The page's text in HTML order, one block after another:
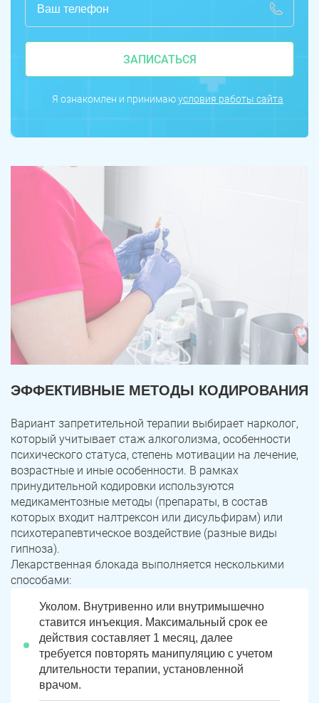
ЗАПИСАТЬСЯ
Я ознакомлен и принимаюусловия работы сайта
ЭФФЕКТИВНЫЕ МЕТОДЫ КОДИРОВАНИЯ
Вариант запретительной терапии выбирает нарколог,
который учитывает стаж алкоголизма, особенности
психического статуса, степень мотивации на лечение,
возрастные и иные особенности. В рамках
принудительной кодировки используются
медикаментозные методы (препараты, в состав
которых входит налтрексон или дисульфирам) или
психотерапевтическое воздействие (разные виды
гипноза).
Лекарственная блокада выполняется несколькими
способами:
Уколом. Внутривенно или внутримышечно
ставится инъекция. Максимальный срок ее
действия составляет 1 месяц, далее
требуется повторять манипуляцию с учетом
длительности терапии, установленной
врачом.